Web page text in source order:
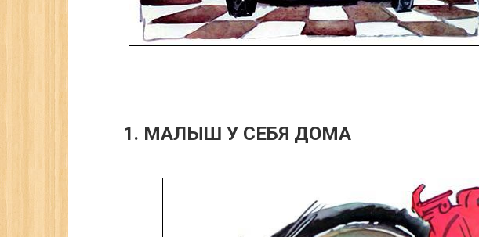
1. МАЛЫШ У СЕБЯ ДОМА